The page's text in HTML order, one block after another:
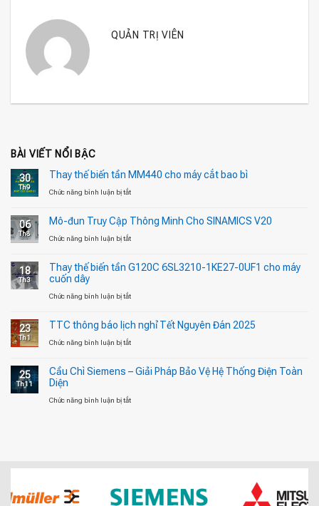
QUẢN TRỊ VIÊN
BÀI VIẾT NỔI BẬC
30
Th9
Thay thế biến tần MM440 cho máy cắt bao bì
Chức năng bình luận bị tắtở
thế
biến
MM440
máy
06
Th8
Mô-đun Truy Cập Thông Minh Cho SINAMICS V20
Chức năng bình luận bị tắtở
đun
Cập
Minh
Cho
18
Th3
Thay thế biến tần G120C 6SL3210-1KE27-0UF1 cho máy
cuốn dây
Chức năng bình luận bị tắtở
thế
biến
G120C
1KE27-
cuốn
23
Th1
TTC thông báo lịch nghỉ Tết Nguyên Đán 2025
Chức năng bình luận bị tắtở
thông
lịch
Đán
25
Th11
Cầu Chì Siemens – Giải Pháp Bảo Vệ Hệ Thống Điện Toàn
Diện
Chức năng bình luận bị tắtở
Pháp